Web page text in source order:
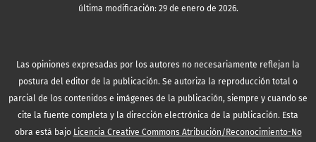
última modificación: 29 de enero de 2026.
Las opiniones expresadas por los autores no necesariamente reflejan la
postura del editor de la publicación. Se autoriza la reproducción total o
parcial de los contenidos e imágenes de la publicación, siempre y cuando se
cite la fuente completa y la dirección electrónica de la publicación. Esta
obra está bajo Licencia Creative Commons Atribución/Reconocimiento-No